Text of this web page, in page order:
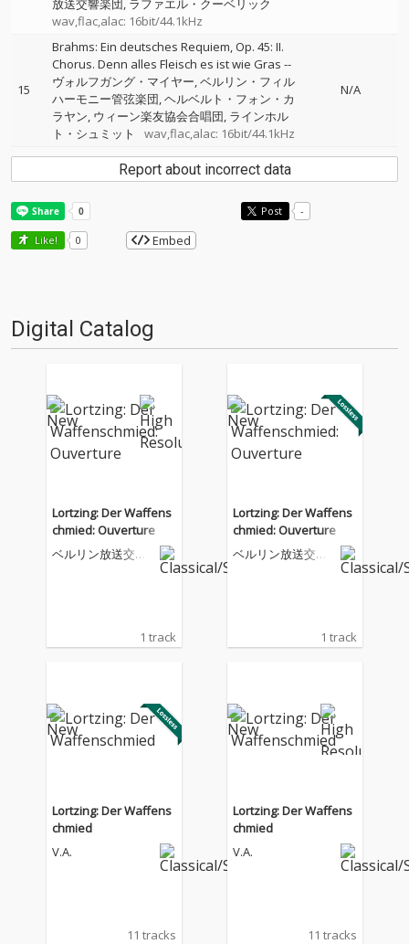
放送交響楽団 ラファエル・クーベリック
wav,flac,alac: 16bit/44.1kHz
15
Brahms: Ein deutsches Requiem, Op. 45: II.
Chorus. Denn alles Fleisch es ist wie Gras --
ヴォルフガング・マイヤー ベルリン・フィル
ハーモニー管弦楽団 ヘルベルト・フォン・カ
ラヤン ウィーン楽友協会合唱団 ラインホル
ト・シュミット
wav,flac,alac: 16bit/44.1kHz
N/A
Report about incorrect data
Post -
Like! 0 Embed
Digital Catalog
Lortzing: Der Waffens
chmied: Ouverture
ベルリン放送交響
1 track
Lortzing: Der Waffens
chmied: Ouverture
ベルリン放送交響
1 track
Lortzing: Der Waffens
chmied
V.A.
11 tracks
Lortzing: Der Waffens
chmied
V.A.
11 tracks